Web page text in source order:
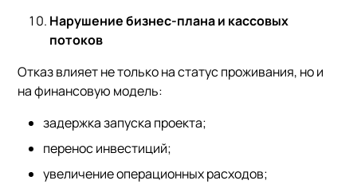
Нарушение бизнес-плана и кассовых
потоков
Отказ влияет не только на статус проживания, но и
на финансовую модель:
задержка запуска проекта;
перенос инвестиций;
увеличение операционных расходов;